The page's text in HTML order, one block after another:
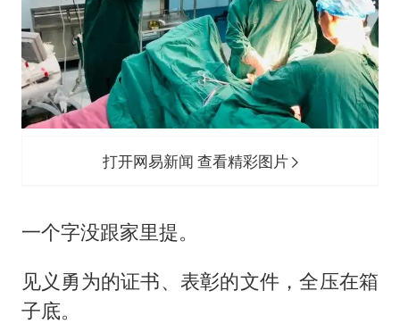
打开网易新闻 查看精彩图片
一个字没跟家里提。
见义勇为的证书、表彰的文件，全压在箱
子底。